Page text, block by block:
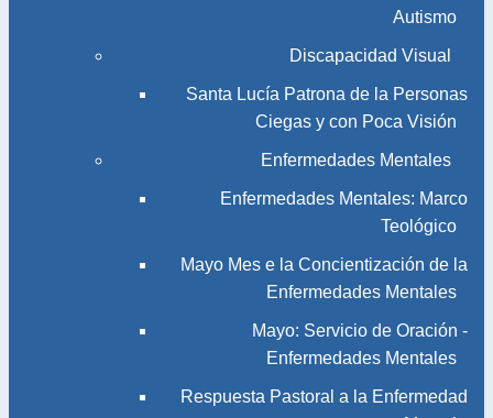
Autismo
Discapacidad Visual
Santa Lucía Patrona de la Personas
Ciegas y con Poca Visión
Enfermedades Mentales
Enfermedades Mentales: Marco
Teológico
Mayo Mes e la Concientización de la
Enfermedades Mentales
Mayo: Servicio de Oración -
Enfermedades Mentales
Respuesta Pastoral a la Enfermedad